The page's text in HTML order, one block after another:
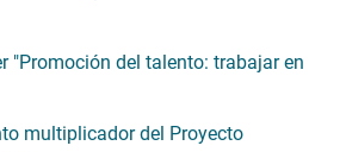
"Promoción del talento: trabajar en
multiplicador del Proyecto